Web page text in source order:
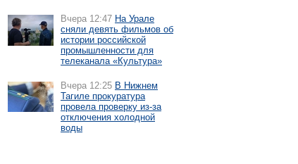
Вчера 12:47 На Урале
сняли девять фильмов об
истории российской
промышленности для
телеканала «Культура»
Вчера 12:25 В Нижнем
Тагиле прокуратура
провела проверку из-за
отключения холодной
воды